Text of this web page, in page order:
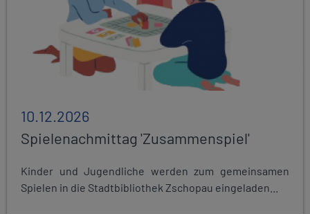
10.12.2026
Spielenachmittag 'Zusammenspiel'
Kinder und Jugendliche werden zum gemeinsamen
Spielen in die Stadtbibliothek Zschopau eingeladen...